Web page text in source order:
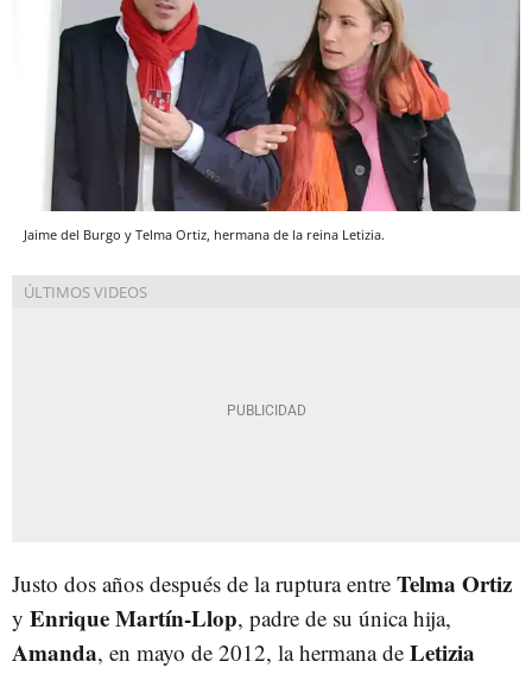
Jaime del Burgo y Telma Ortiz, hermana de la reina Letizia.
Justo dos años después de la ruptura entre Telma Ortiz
y Enrique Martín-Llop, padre de su única hija,
Amanda, en mayo de 2012, la hermana de Letizia